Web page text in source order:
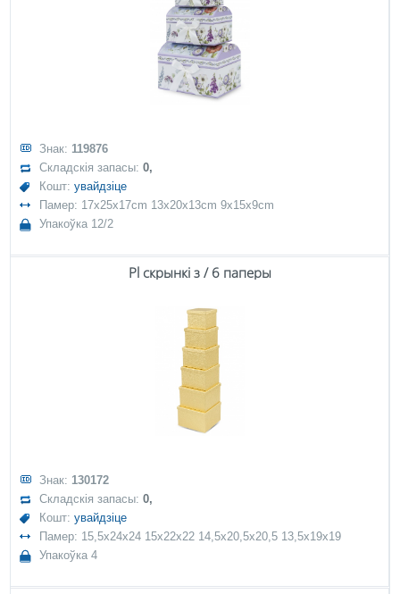
Знак: 119876
Складскія запасы:0,
Кошт:увайдзіце
Памер: 17x25x17cm 13x20x13cm 9x15x9cm
Упакоўка 12/2
Pl скрынкі з / 6 паперы
Знак: 130172
Складскія запасы:0,
Кошт:увайдзіце
Памер: 15,5x24x24 15x22x22 14,5x20,5x20,5 13,5x19x19
Упакоўка 4